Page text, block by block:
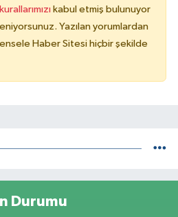
kabul etmiş bulunuyor
Yazılan yorumlardan
Haber Sitesi hiçbir şekilde
Durumu